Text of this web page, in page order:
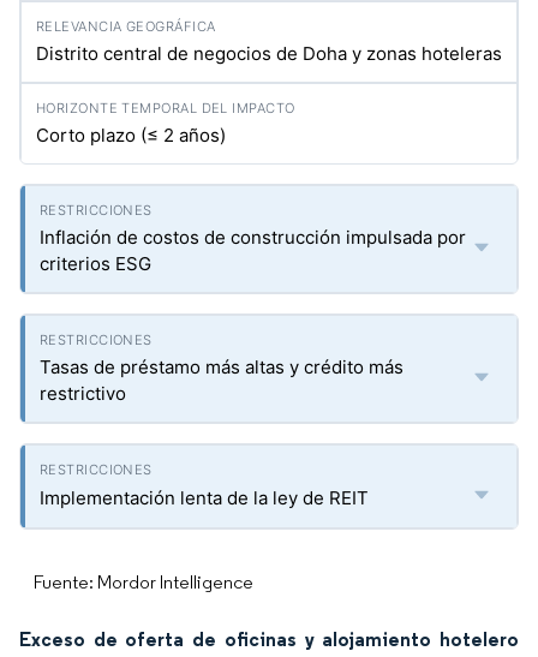
Distrito central de negocios de Doha y zonas hoteleras
Corto plazo (≤ 2 años)
Inflación de costos de construcción impulsada por
criterios ESG
Tasas de préstamo más altas y crédito más
restrictivo
Implementación lenta de la ley de REIT
Fuente: Mordor Intelligence
Exceso de oferta de oficinas y alojamiento hotelero